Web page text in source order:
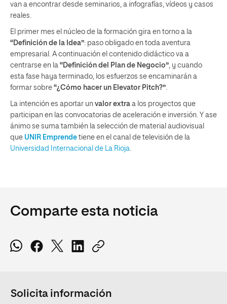
van a encontrar desde seminarios, a infografías, vídeos y casos
reales.
El primer mes el núcleo de la formación gira en torno a la
“Definición de la Idea”: paso obligado en toda aventura
empresarial. A continuación el contenido didáctico va a
centrarse en la “Definición del Plan de Negocio”, y cuando
esta fase haya terminado, los esfuerzos se encaminarán a
formar sobre “¿Cómo hacer un Elevator Pitch?”.
La intención es aportar un valor extra a los proyectos que
participan en las convocatorias de aceleración e inversión. Y ase
ánimo se suma también la selección de material audiovisual
que UNIR Emprende tiene en el canal de televisión de la
Universidad Internacional de La Rioja.
Comparte esta noticia
Solicita información